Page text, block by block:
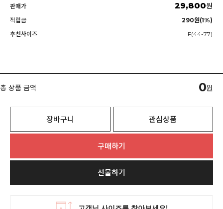
판매가 29,800원
적립금
290원(1%)
추천사이즈
F(44-77)
총 상품 금액 0원
장바구니 관심상품
구매하기
선물하기